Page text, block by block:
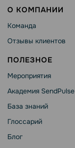
О КОМПАНИИ
Команда
Отзывы клиентов
ПОЛЕЗНОЕ
Мероприятия
Академия SendPulse
База знаний
Глоссарий
Блог